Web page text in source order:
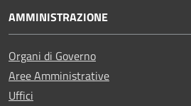
AMMINISTRAZIONE
Organi di Governo
Aree Amministrative
Uffici